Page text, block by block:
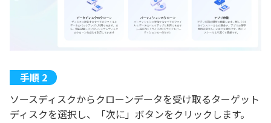
ソースディスクからクローンデータを受け取るターゲット
ディスクを選択し、「次に」ボタンをクリックします。